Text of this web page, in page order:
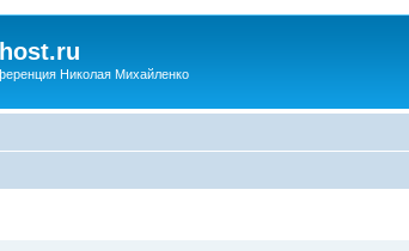
Николая Михайленко